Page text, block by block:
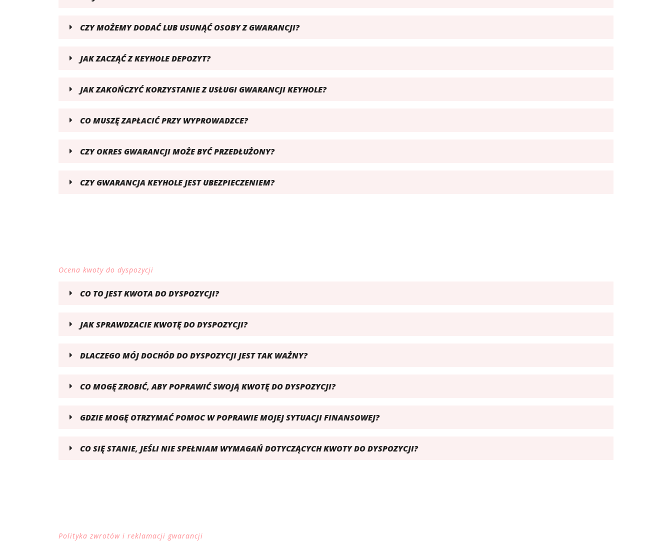
CZY MOŻEMY DODAĆ LUB USUNĄĆ OSOBY Z GWARANCJI?
JAK ZACZĄĆ Z KEYHOLE DEPOZYT?
JAK ZAKOŃCZYĆ KORZYSTANIE Z USŁUGI GWARANCJI KEYHOLE?
CO MUSZĘ ZAPŁACIĆ PRZY WYPROWADZCE?
CZY OKRES GWARANCJI MOŻE BYĆ PRZEDŁUŻONY?
CZY GWARANCJA KEYHOLE JEST UBEZPIECZENIEM?
Ocena kwoty do dyspozycji
CO TO JEST KWOTA DO DYSPOZYCJI?
JAK SPRAWDZACIE KWOTĘ DO DYSPOZYCJI?
DLACZEGO MÓJ DOCHÓD DO DYSPOZYCJI JEST TAK WAŻNY?
CO MOGĘ ZROBIĆ, ABY POPRAWIĆ SWOJĄ KWOTĘ DO DYSPOZYCJI?
GDZIE MOGĘ OTRZYMAĆ POMOC W POPRAWIE MOJEJ SYTUACJI FINANSOWEJ?
CO SIĘ STANIE, JEŚLI NIE SPEŁNIAM WYMAGAŃ DOTYCZĄCYCH KWOTY DO DYSPOZYCJI?
Polityka zwrotów i reklamacji gwarancji